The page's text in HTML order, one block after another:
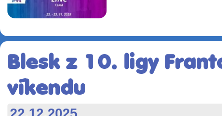
Blesk z 10. ligy
víkendu